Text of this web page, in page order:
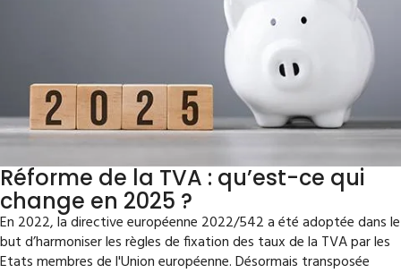
Réforme de la TVA : qu’est-ce qui
change en 2025 ?
En 2022, la directive européenne 2022/542 a été adoptée dans le
but d’harmoniser les règles de fixation des taux de la TVA par les
Etats membres de l'Union européenne. Désormais transposée